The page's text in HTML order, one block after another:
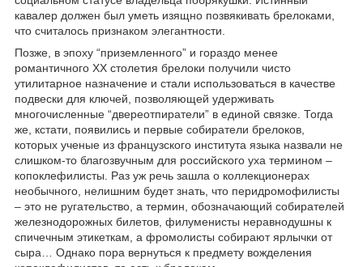
кавалер должен был уметь изящно позвякивать брелоками,
что считалось признаком элегантности.
Позже, в эпоху “приземленного” и гораздо менее
романтичного XX столетия брелоки получили чисто
утилитарное назначение и стали использоваться в качестве
подвески для ключей, позволяющей удерживать
многочисленные “двереотпиратели” в единой связке. Тогда
же, кстати, появились и первые собиратели брелоков,
которых ученые из французского института языка назвали не
слишком-то благозвучным для российского уха термином –
копоклефилисты. Раз уж речь зашла о коллекционерах
необычного, нелишним будет знать, что перидромофилисты
– это не ругательство, а термин, обозначающий собирателей
железнодорожных билетов, филуменисты неравнодушны к
спичечным этикеткам, а фромолисты собирают ярлычки от
сыра… Однако пора вернуться к предмету вожделения